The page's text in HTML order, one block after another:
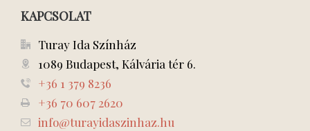
KAPCSOLAT
Turay Ida Színház
1089 Budapest, Kálvária tér 6.
+36 1 379 8236
+36 70 607 2620
info@turayidaszinhaz.hu